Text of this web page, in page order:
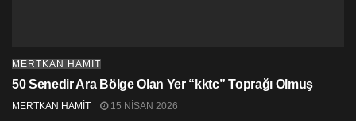
MERTKAN HAMİT
50 Senedir Ara Bölge Olan Yer “kktc” Toprağı Olmuş
MERTKAN HAMİT 15 NISAN 2026